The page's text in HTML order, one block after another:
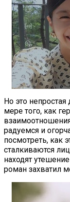
Но это
мере того, как
радуемся и
посмотреть, как
сталкиваются
находят
роман захватил